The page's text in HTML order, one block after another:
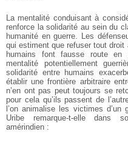
La mentalité conduisant à
renforce la solidarité au sein du
humanité enguerre. Les
qui estiment que refuser tout droit
humains font fausse routeen
mentalité potentiellement
solidarité entre humains
établir une frontière arbitraire
n’en ont pas peut toujours se
pour cela qu’ils passent de
l’on animalise les victimes d’un
Uribe remarque-t-elle dans
amérindien :